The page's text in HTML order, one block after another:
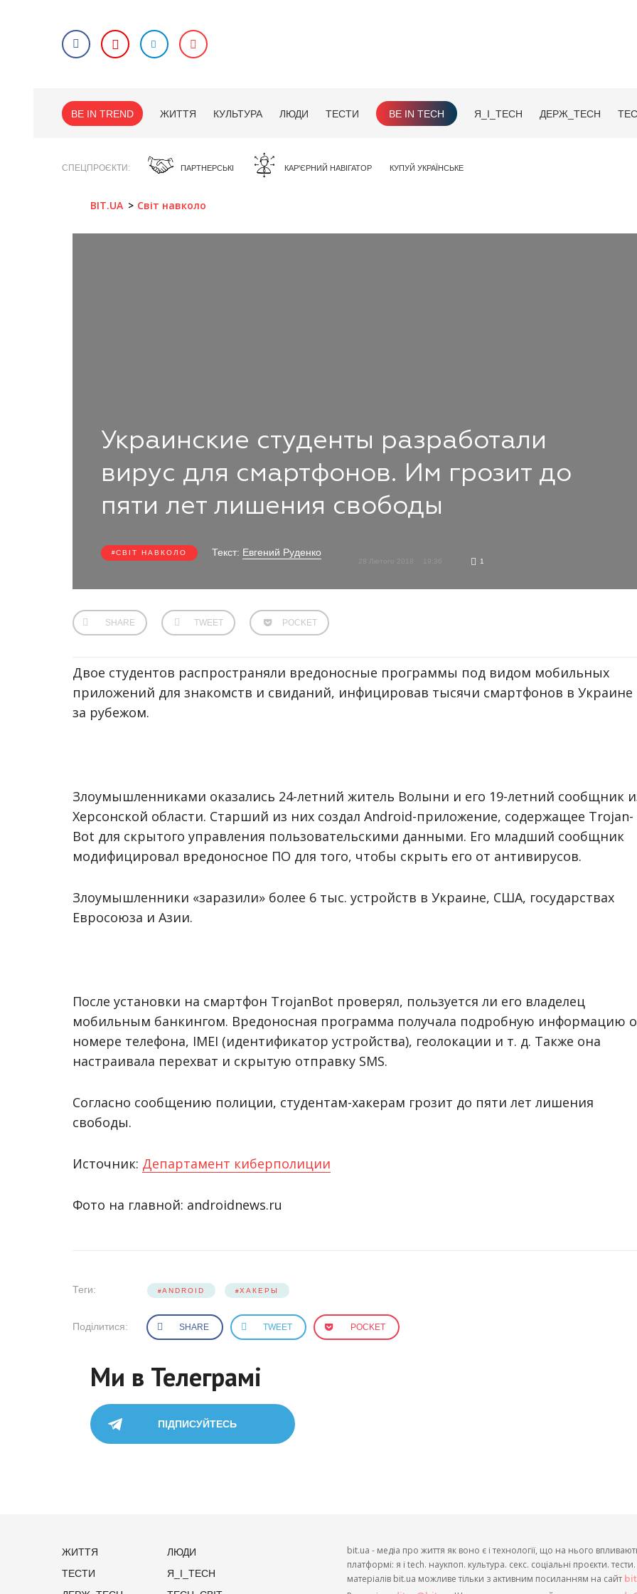
BE IN TREND ЖИТТЯ КУЛЬТУРА ЛЮДИ ТЕСТИ BE IN TECH Я_І_TECH ДЕРЖ_TECH
СПЕЦПРОЄКТИ ПАРТНЕРСЬКІ КАР'ЄРНИЙ НАВІГАТОР КУПУЙ УКРАЇНСЬКЕ
BIT.UA Світ навколо
Украинские студенты разработали
вирус для смартфонов. Им грозит до
пяти лет лишения свободы
СВІТ НАВКОЛО Текст: Евгений Руденко
28 Лютого 2018 19:36 1
SHARE TWEET POCKET
Двое студентов распространяли вредоносные программы под видом мобильных
приложений для знакомств и свиданий, инфицировав тысячи смартфонов в Украине
за рубежом.
Злоумышленниками оказались 24-летний житель Волыни и его 19-летний сообщник
Херсонской области. Старший из них создал Android-приложение, содержащее Trojan-
Bot для скрытого управления пользовательскими данными. Его младший сообщник
модифицировал вредоносное ПО для того, чтобы скрыть его от антивирусов.
Злоумышленники «заразили» более 6 тыс. устройств в Украине, США, государствах
Евросоюза и Азии.
После установки на смартфон TrojanBot проверял, пользуется ли его владелец
мобильным банкингом. Вредоносная программа получала подробную информацию о
номере телефона, IMEI (идентификатор устройства), геолокации и т. д. Также она
настраивала перехват и скрытую отправку SMS.
Согласно сообщению полиции, студентам-хакерам грозит до пяти лет лишения
свободы.
Источник: Департамент киберполиции
Фото на главной: androidnews.ru
Теги: ANDROID ХАКЕРЫ
Поділитися: SHARE TWEET POCKET
Ми в Телеграмі
ПІДПИСУЙТЕСЬ
ЖИТТЯ
ЛЮДИ
ТЕСТИ
Я_І_TECH
bit.ua - медіа про життя як воно є і технології, що на нього
платформі: я і tech. наукпоп. культура. секс. соціальні проєкти.
матеріалів bit.ua можливе тільки з активним посиланням на сайт